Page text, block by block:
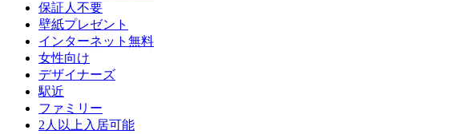
保証人不要
壁紙プレゼント
インターネット無料
女性向け
デザイナーズ
駅近
ファミリー
2人以上入居可能